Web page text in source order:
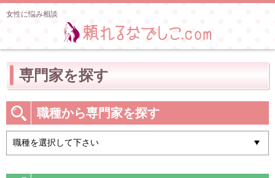
女性に悩み相談
専門家を探す
職種から専門家を探す